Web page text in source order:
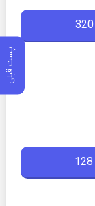
پست قبلی